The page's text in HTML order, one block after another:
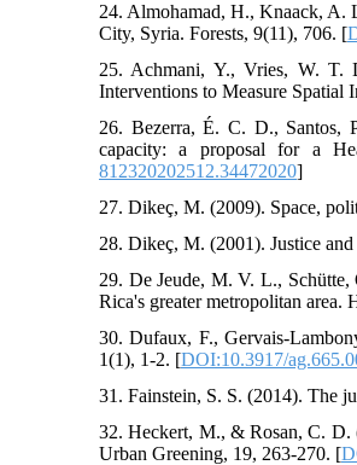
24. Almohamad, H., Knaack, A.
City, Syria. Forests, 9(11), 706. [
25. Achmani, Y., Vries, W. T.
Interventions to Measure Spatial
26. Bezerra, É. C. D., Santos,
capacity: a proposal for a
812320202512.34472020]
27. Dikeç, M. (2009). Space,
28. Dikeç, M. (2001). Justice
29. De Jeude, M. V. L., Schütte,
Rica's greater metropolitan area.
30. Dufaux, F., Gervais-
1(1), 1-2. [DOI:10.3917/
31. Fainstein, S. S. (2014). The
32. Heckert, M., & Rosan, C. D.
Urban Greening, 19, 263-270. [